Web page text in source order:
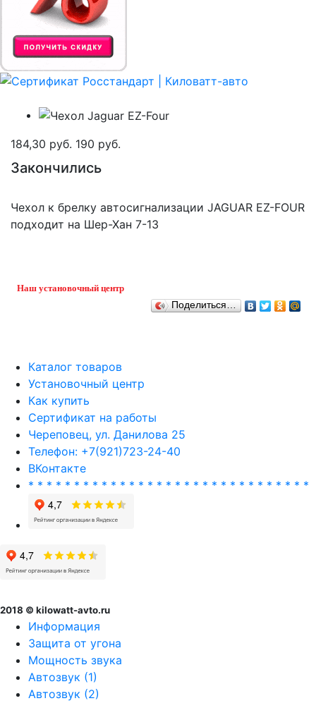
184,30 руб. 190 руб.
Закончились
Чехол к брелку автосигнализации JAGUAR EZ-FOUR
подходит на Шер-Хан 7-13
Наш установочный центр
Поделиться…
Каталог товаров
Установочный центр
Как купить
Сертификат на работы
Череповец, ул. Данилова 25
Телефон: +7(921)723-24-40
ВКонтакте
* * * * * * * * * * * * * * * * * * * * * * * * * * * * * * *
2018 © kilowatt-avto.ru
Информация
Защита от угона
Мощность звука
Автозвук (1)
Автозвук (2)